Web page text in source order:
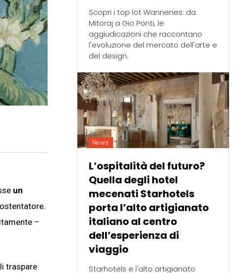
un
–
traspare
Scopri i top lot Wannenes: da
Mitoraj a Gio Ponti, le
aggiudicazioni che raccontano
l'evoluzione del mercato dell'arte e
del design.
News
L’ospitalità del futuro?
Quella degli hotel
mecenati Starhotels
porta l’alto artigianato
italiano al centro
dell’esperienza di
viaggio
Starhotels e l'alto artigianato